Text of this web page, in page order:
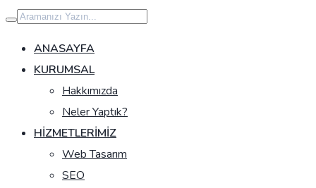
İçeriğe
geç
ANASAYFA
KURUMSAL
Hakkımızda
Neler Yaptık?
HIZMETLERIMIZ
Web Tasarım
SEO